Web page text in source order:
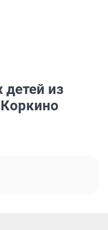
из